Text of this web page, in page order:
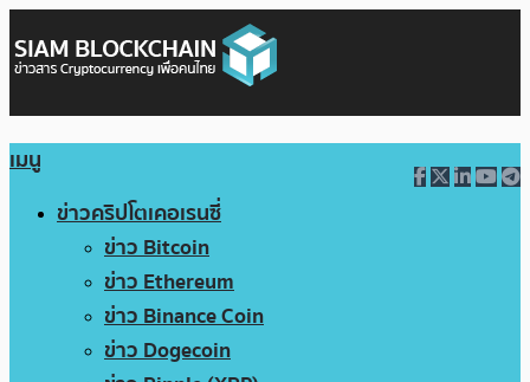
เมนู
ข่าวคริปโตเคอเรนซี่
ข่าว Bitcoin
ข่าว Ethereum
ข่าว Binance Coin
ข่าว Dogecoin